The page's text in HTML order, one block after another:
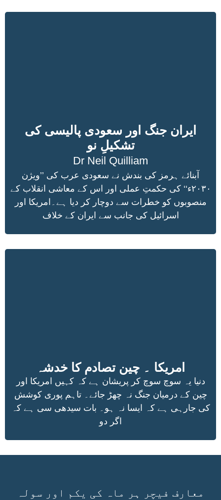
ایران جنگ اور سعودی پالیسی کی
تشکیلِ نو
Dr Neil Quilliam
آبنائے ہرمز کی بندش نے سعودی عرب کی ’’ویژن
۲۰۳۰ء‘‘ کی حکمتِ عملی اور اس کے معاشی انقلاب کے
منصوبوں کو خطرات سے دوچار کر دیا ہے۔امریکا اور
اسرائیل کی جانب سے ایران کے خلاف
امریکا ۔ چین تصادم کا خدشہ
دنیا یہ سوچ سوچ کر پریشان ہے کہ کہیں امریکا اور
چین کے درمیان جنگ نہ چھڑ جائے۔ تاہم پوری کوشش
کی جارہی ہے کہ ایسا نہ ہو۔ بات سیدھی سی ہے کہ
اگر دو
معارف فیچر ہر ماہ کی یکم اور سولہ